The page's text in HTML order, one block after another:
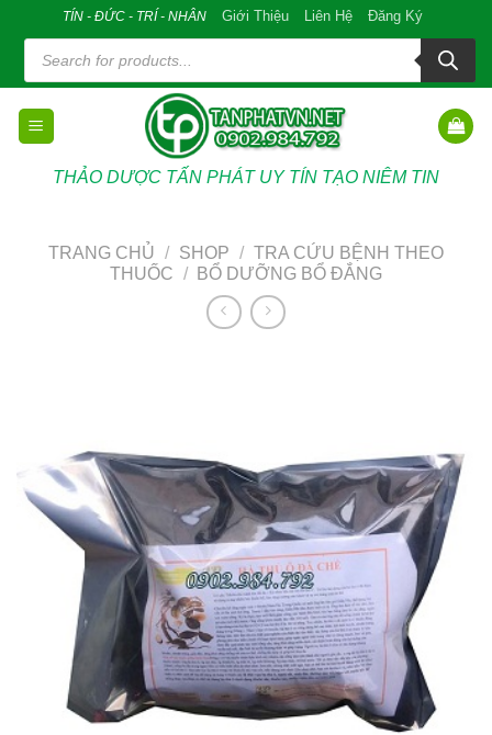
content
TÍN - ĐỨC - TRÍ - NHÂN Giới Thiệu Liên Hệ Đăng Ký
Tìm
kiếm
sản
phẩm
THẢO DƯỢC TẤN PHÁT UY TÍN TẠO NIÊM TIN
TRANG CHỦ / SHOP / TRA CỨU BỆNH THEO
THUỐC / BỔ DƯỠNG BỔ ĐẮNG